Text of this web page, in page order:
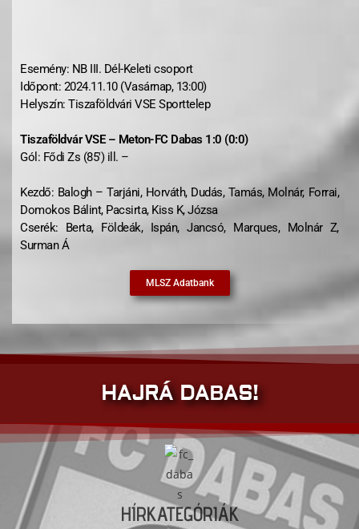
Esemény: NB III. Dél-Keleti csoport
Időpont: 2024.11.10 (Vasárnap, 13:00)
Helyszín: Tiszaföldvári VSE Sporttelep
Tiszaföldvár VSE – Meton-FC Dabas 1:0 (0:0)
Gól: Fődi Zs (85′) ill. –
Kezdő: Balogh – Tarjáni, Horváth, Dudás, Tamás, Molnár, Forrai,
Domokos Bálint, Pacsirta, Kiss K, Józsa
Cserék: Berta, Földeák, Ispán, Jancsó, Marques, Molnár Z,
Surman Á
MLSZ Adatbank
HAJRÁ DABAS!
HÍRKATEGÓRIÁK